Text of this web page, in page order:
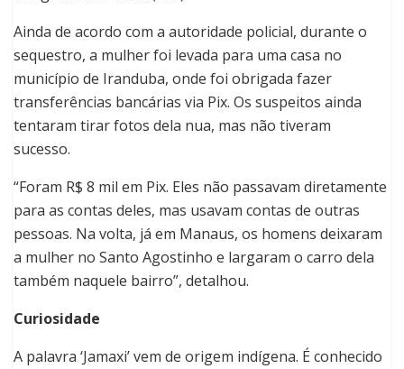
Ainda de acordo com a autoridade policial, durante o
sequestro, a mulher foi levada para uma casa no
município de Iranduba, onde foi obrigada fazer
transferências bancárias via Pix. Os suspeitos ainda
tentaram tirar fotos dela nua, mas não tiveram
sucesso.
“Foram R$ 8 mil em Pix. Eles não passavam diretamente
para as contas deles, mas usavam contas de outras
pessoas. Na volta, já em Manaus, os homens deixaram
a mulher no Santo Agostinho e largaram o carro dela
também naquele bairro”, detalhou.
Curiosidade
A palavra ‘Jamaxi’ vem de origem indígena. É conhecido